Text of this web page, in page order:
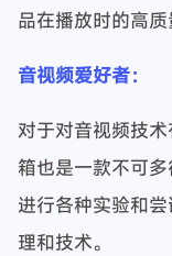
品在播放时的高质
音视频爱好者：
对于对音视频技
箱也是一款不可
进行各种实验和
理和技术。